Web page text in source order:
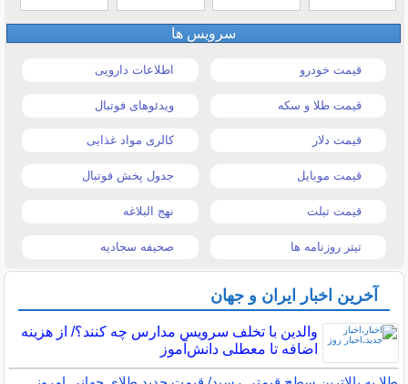
سرویس ها
قیمت خودرو اطلاعات دارویی
قیمت طلا و سکه ویدئوهای فوتبال
قیمت دلار کالری مواد غذایی
قیمت موبایل جدول پخش فوتبال
قیمت تبلت نهج البلاغه
تیتر روزنامه ها صحیفه سجادیه
آخرین اخبار ایران و جهان
والدین با تخلف سرویس مدارس چه کنند؟/ از هزینه
اضافه تا معطلی دانش‌آموز